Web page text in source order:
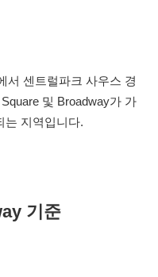
서 센트럴파크 사우스 경
및 Broadway가 가
는 지역입니다.
기준